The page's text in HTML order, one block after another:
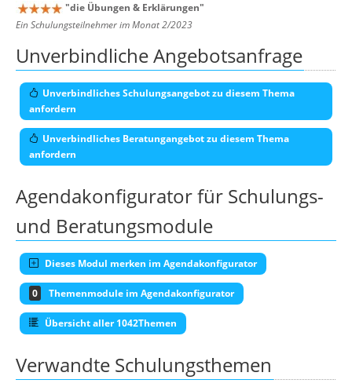
"die Übungen & Erklärungen"
Ein Schulungsteilnehmer im Monat 2/2023
Unverbindliche Angebotsanfrage
Unverbindliches Schulungsangebot zu diesem Thema
anfordern
Unverbindliches Beratungangebot zu diesem Thema
anfordern
Agendakonfigurator für Schulungs-
und Beratungsmodule
Dieses Modul merken im Agendakonfigurator
0 Themenmodule im Agendakonfigurator
Übersicht aller 1042Themen
Verwandte Schulungsthemen